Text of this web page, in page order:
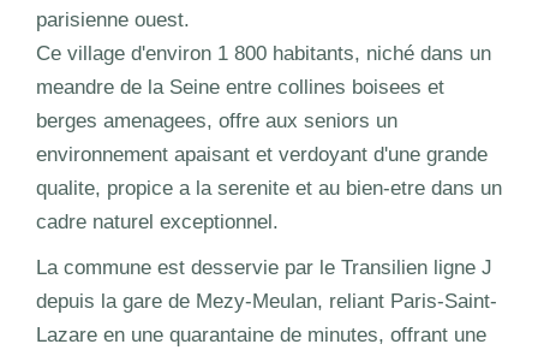
parisienne ouest.
Ce village d'environ 1 800 habitants, niché dans un
meandre de la Seine entre collines boisees et
berges amenagees, offre aux seniors un
environnement apaisant et verdoyant d'une grande
qualite, propice a la serenite et au bien-etre dans un
cadre naturel exceptionnel.
La commune est desservie par le Transilien ligne J
depuis la gare de Mezy-Meulan, reliant Paris-Saint-
Lazare en une quarantaine de minutes, offrant une